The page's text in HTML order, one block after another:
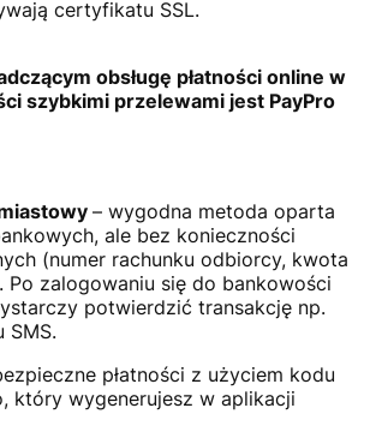
certyfikatu SSL.
obsługę płatności online w
szybkimi przelewami jest PayPro
– wygodna metoda oparta
ale bez konieczności
(numer rachunku odbiorcy, kwota
Po zalogowaniu się do bankowości
potwierdzić transakcję np.
SMS.
płatności z użyciem kodu
który wygenerujesz w aplikacji